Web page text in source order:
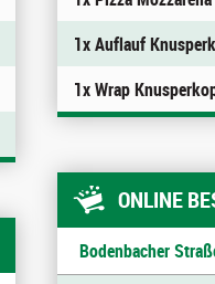
1x Auflauf
1x Wrap
ONLINE
Bodenbacher